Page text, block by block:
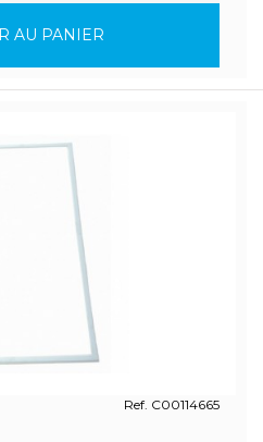
AU PANIER
Ref. C00114665